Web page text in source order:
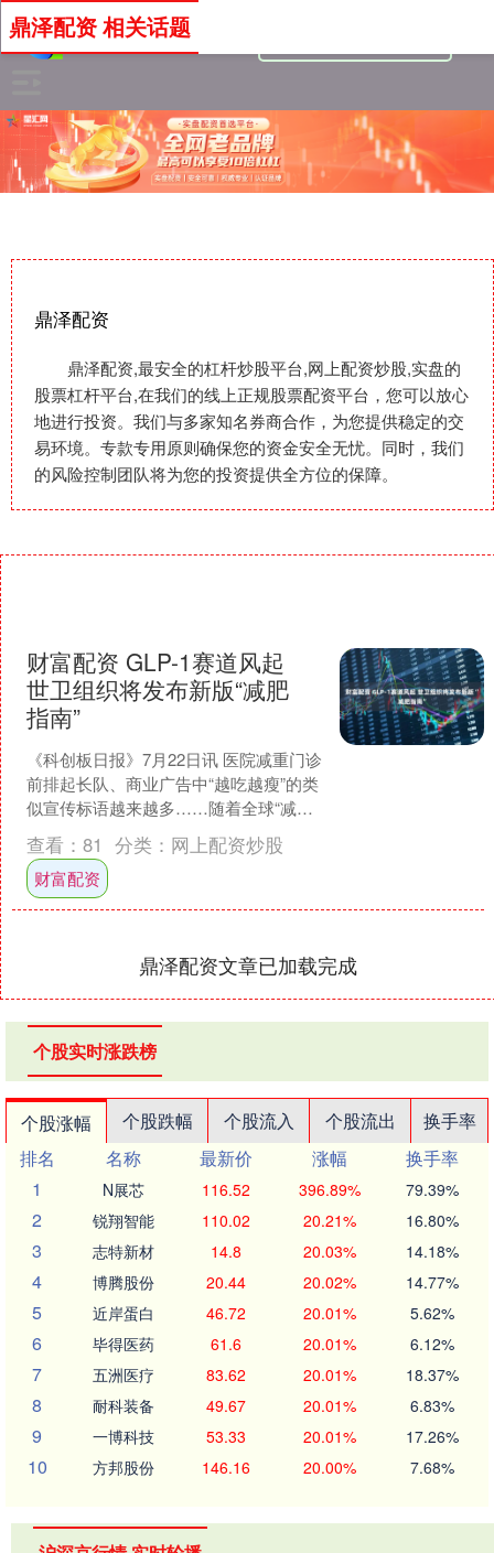
鼎泽配资
鼎泽配资,最安全的杠杆炒股平台,网上配资炒股,实盘的
股票杠杆平台,在我们的线上正规股票配资平台，您可以放心
地进行投资。我们与多家知名券商合作，为您提供稳定的交
易环境。专款专用原则确保您的资金安全无忧。同时，我们
的风险控制团队将为您的投资提供全方位的保障。
鼎泽配资 相关话题
财富配资 GLP-1赛道风起
世卫组织将发布新版“减肥
指南”
《科创板日报》7月22日讯 医院减重门诊
前排起长队、商业广告中“越吃越瘦”的类
似宣传标语越来越多……随着全球“减重
风潮”兴起，减肥不再是个人小目标，而
已成为应对....
查看： 81 分类： 网上配资炒股
财富配资
鼎泽配资文章已加载完成
个股实时涨跌榜
个股涨幅 个股跌幅 个股流入 个股流出
换手率
排名
名称 最新价 涨幅
换手率
1
N展芯 116.52 396.89% 79.39%
2 锐翔智能 110.02 20.21% 16.80%
3 志特新材 14.8 20.03% 14.18%
4 博腾股份 20.44 20.02% 14.77%
5 近岸蛋白 46.72 20.01% 5.62%
6 毕得医药 61.6 20.01% 6.12%
7 五洲医疗 83.62 20.01% 18.37%
8 耐科装备 49.67 20.01% 6.83%
9 一博科技 53.33 20.01% 17.26%
10 方邦股份 146.16 20.00% 7.68%